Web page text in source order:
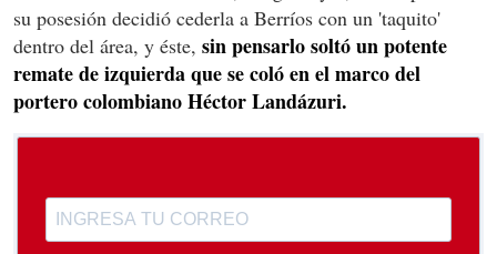
su posesión decidió cederla a Berríos con un 'taquito'
dentro del área, y éste, sin pensarlo soltó un potente
remate de izquierda que se coló en el marco del
portero colombiano Héctor Landázuri.